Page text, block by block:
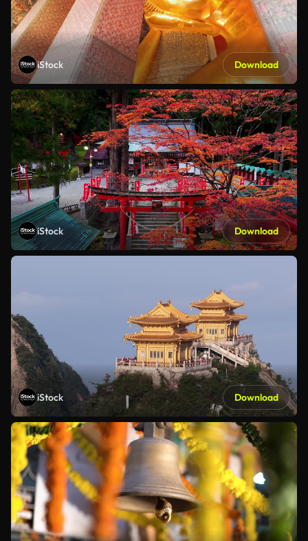
iStock Download
iStock Download
iStock Download